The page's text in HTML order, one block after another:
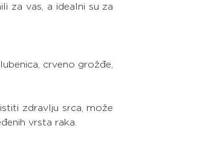
za vas, a idealni su za
crveno grožđe,
zdravlju srca, može
vrsta raka.